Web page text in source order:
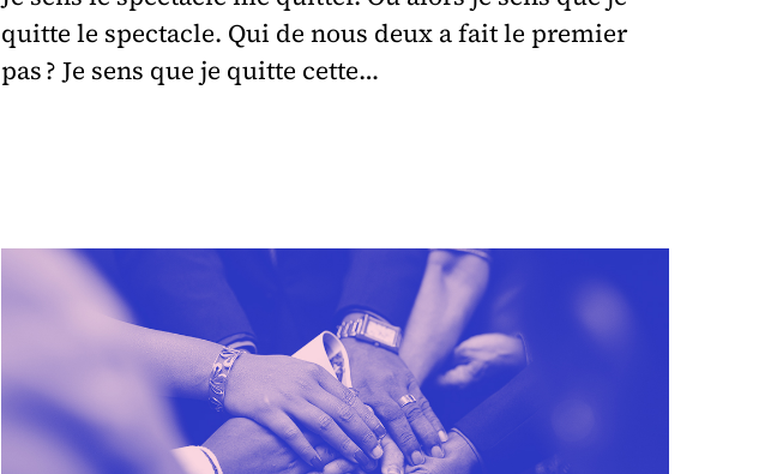
quitte le spectacle. Qui de nous deux a fait le premier
pas ? Je sens que je quitte cette…